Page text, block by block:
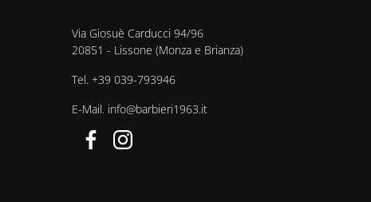
Via Giosuè Carducci 94/96
20851 - Lissone (Monza e Brianza)
Tel. +39 039-793946
E-Mail. info@barbieri1963.it